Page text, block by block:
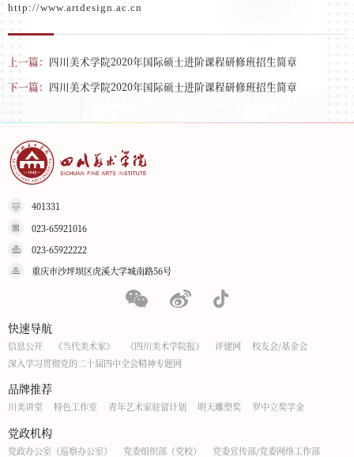
http://www.artdesign.ac.cn
上一篇： 四川美术学院2020年国际硕士进阶课程研修班招生简章
下一篇： 四川美术学院2020年国际硕士进阶课程研修班招生简章
401331
023-65921016
023-65922222
重庆市沙坪坝区虎溪大学城南路56号
快速导航
信息公开 《当代美术家》 《四川美术学院报》 评建网
校友会/基金会
深入学习贯彻党的二十届四中全会精神专题网
品牌推荐
川美讲堂 特色工作室 青年艺术家驻留计划 明天雕塑奖 罗中立奖学金
党政机构
党政办公室（巡察办公室） 党委组织部（党校） 党委宣传部/党委网络工作部